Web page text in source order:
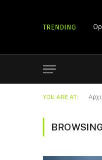
TRENDING
YOU ARE AT: